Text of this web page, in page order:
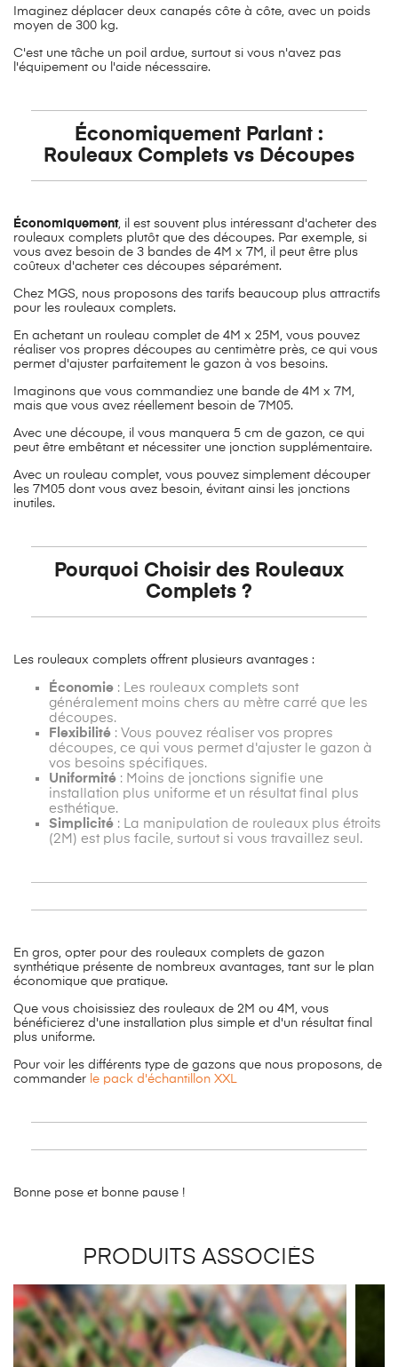
Imaginez déplacer deux canapés côte à côte, avec un poids
moyen de 300 kg.
C'est une tâche un poil ardue, surtout si vous n'avez pas
l'équipement ou l'aide nécessaire.
Économiquement Parlant :
Rouleaux Complets vs Découpes
Économiquement, il est souvent plus intéressant d'acheter des
rouleaux complets plutôt que des découpes. Par exemple, si
vous avez besoin de 3 bandes de 4M x 7M, il peut être plus
coûteux d'acheter ces découpes séparément.
Chez MGS, nous proposons des tarifs beaucoup plus attractifs
pour les rouleaux complets.
En achetant un rouleau complet de 4M x 25M, vous pouvez
réaliser vos propres découpes au centimètre près, ce qui vous
permet d'ajuster parfaitement le gazon à vos besoins.
Imaginons que vous commandiez une bande de 4M x 7M,
mais que vous avez réellement besoin de 7M05.
Avec une découpe, il vous manquera 5 cm de gazon, ce qui
peut être embêtant et nécessiter une jonction supplémentaire.
Avec un rouleau complet, vous pouvez simplement découper
les 7M05 dont vous avez besoin, évitant ainsi les jonctions
inutiles.
Pourquoi Choisir des Rouleaux
Complets ?
Les rouleaux complets offrent plusieurs avantages :
Économie : Les rouleaux complets sont
généralement moins chers au mètre carré que les
découpes.
Flexibilité : Vous pouvez réaliser vos propres
découpes, ce qui vous permet d'ajuster le gazon à
vos besoins spécifiques.
Uniformité : Moins de jonctions signifie une
installation plus uniforme et un résultat final plus
esthétique.
Simplicité : La manipulation de rouleaux plus étroits
(2M) est plus facile, surtout si vous travaillez seul.
En gros, opter pour des rouleaux complets de gazon
synthétique présente de nombreux avantages, tant sur le plan
économique que pratique.
Que vous choisissiez des rouleaux de 2M ou 4M, vous
bénéficierez d'une installation plus simple et d'un résultat final
plus uniforme.
Pour voir les différents type de gazons que nous proposons, de
commander le pack d'échantillon XXL
Bonne pose et bonne pause !
PRODUITS ASSOCIÉS